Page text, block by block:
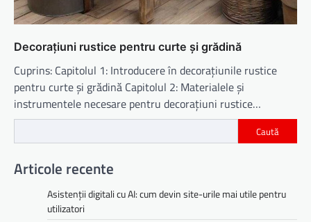
Decorațiuni rustice pentru curte și grădină
Cuprins: Capitolul 1: Introducere în decorațiunile rustice
pentru curte și grădină Capitolul 2: Materialele și
instrumentele necesare pentru decorațiuni rustice…
Caută
Articole recente
Asistenții digitali cu AI: cum devin site-urile mai utile pentru
utilizatori